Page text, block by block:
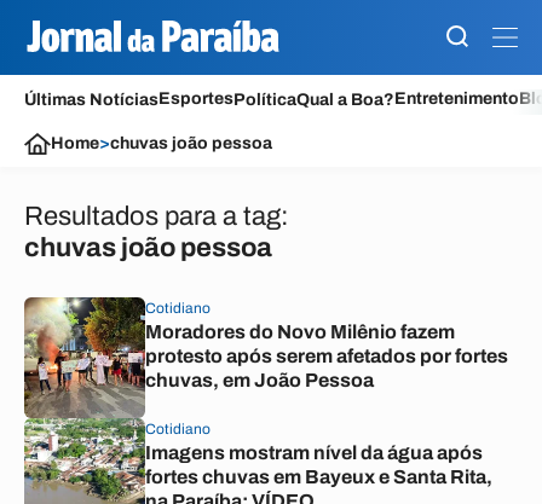
Últimas NotíciasEsportesPolíticaQual a Boa?Entretenimento
Home>chuvas joão pessoa
Resultados para a tag:
chuvas joão pessoa
Cotidiano
Moradores do Novo Milênio fazem
protesto após serem afetados por fortes
chuvas, em João Pessoa
Cotidiano
Imagens mostram nível da água após
fortes chuvas em Bayeux e Santa Rita,